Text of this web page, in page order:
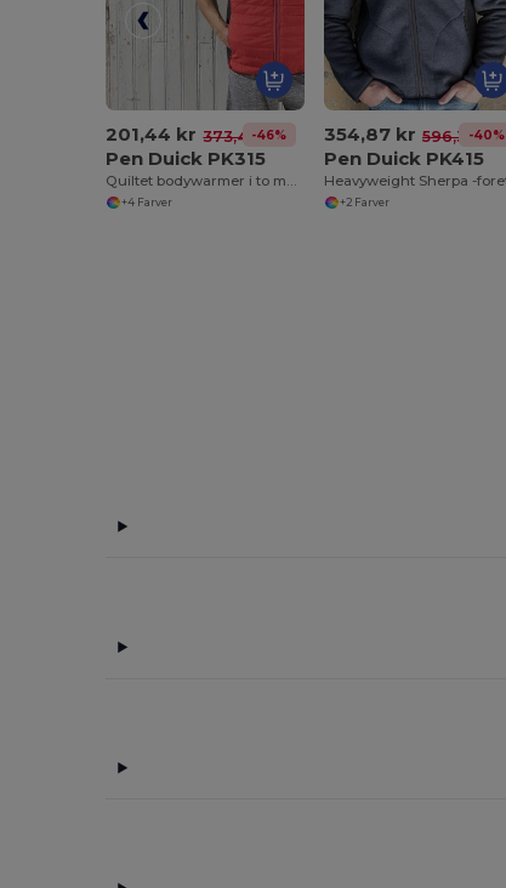
201,44 kr 373,43 kr
-46%
Pen Duick PK315
Quiltet bodywarmer i to materialer
+4 Farver
354,87 kr 596,33 kr
-40%
Pen Duick PK415
+2 Farver